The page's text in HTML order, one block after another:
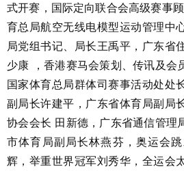
式开赛，国际定向联合会高级赛事
育总局航空无线电模型运动管理中
局党组书记、局长王禹平，广东省
少康 ，香港赛马会策划、传讯及会
国家体育总局群体司赛事活动处处
副局长许建平，广东省体育局副局
协会会长 田新德，广东省通信管理
市体育局副局长林燕芬，奥运会
辉，举重世界冠军刘秀华，全运会